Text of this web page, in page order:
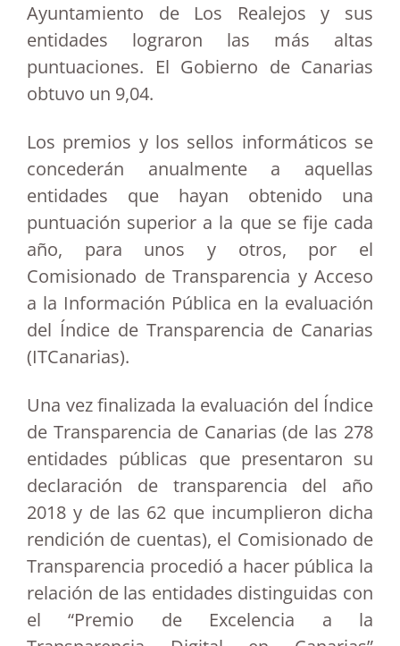
Ayuntamiento de Los Realejos y sus
entidades lograron las más altas
puntuaciones. El Gobierno de Canarias
obtuvo un 9,04.
Los premios y los sellos informáticos se
concederán anualmente a aquellas
entidades que hayan obtenido una
puntuación superior a la que se fije cada
año, para unos y otros, por el
Comisionado de Transparencia y Acceso
a la Información Pública en la evaluación
del Índice de Transparencia de Canarias
(ITCanarias).
Una vez finalizada la evaluación del Índice
de Transparencia de Canarias (de las 278
entidades públicas que presentaron su
declaración de transparencia del año
2018 y de las 62 que incumplieron dicha
rendición de cuentas), el Comisionado de
Transparencia procedió a hacer pública la
relación de las entidades distinguidas con
el “Premio de Excelencia a la